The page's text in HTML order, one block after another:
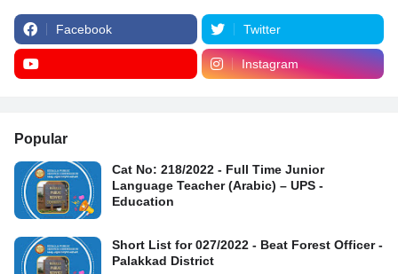
Facebook Twitter
Instagram
Popular
Cat No: 218/2022 - Full Time Junior
Language Teacher (Arabic) – UPS -
Education
Short List for 027/2022 - Beat Forest Officer -
Palakkad District